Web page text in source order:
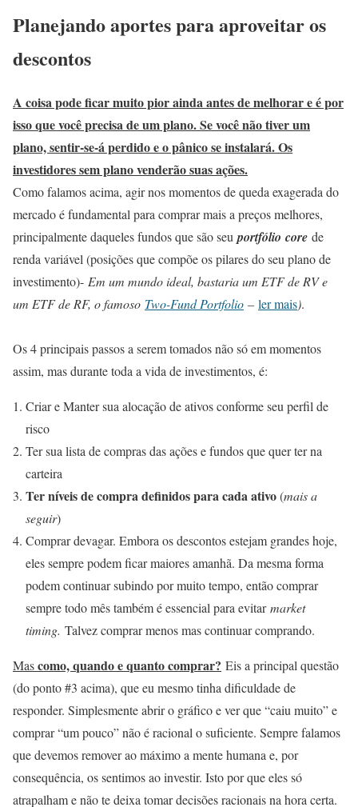
Planejando aportes para aproveitar os
descontos
A coisa pode ficar muito pior ainda antes de melhorar e é por
isso que você precisa de um plano. Se você não tiver um
plano, sentir-se-á perdido e o pânico se instalará. Os
investidores sem plano venderão suas ações.
Como falamos acima, agir nos momentos de queda exagerada do
mercado é fundamental para comprar mais a preços melhores,
principalmente daqueles fundos que são seu portfólio core de
renda variável (posições que compõe os pilares do seu plano de
investimento)- Em um mundo ideal, bastaria um ETF de RV e
um ETF de RF, o famoso Two-Fund Portfolio – ler mais).
Os 4 principais passos a serem tomados não só em momentos
assim, mas durante toda a vida de investimentos, é:
Criar e Manter sua alocação de ativos conforme seu perfil de
risco
Ter sua lista de compras das ações e fundos que quer ter na
carteira
Ter níveis de compra definidos para cada ativo(mais a
seguir)
Comprar devagar. Embora os descontos estejam grandes hoje,
eles sempre podem ficar maiores amanhã. Da mesma forma
podem continuar subindo por muito tempo, então comprar
sempre todo mês também é essencial para evitarmarket
timing. Talvez comprar menos mas continuar comprando.
Mascomo, quando e quanto comprar? Eis a principal questão
(do ponto #3 acima), que eu mesmo tinha dificuldade de
responder. Simplesmente abrir o gráfico e ver que “caiu muito” e
comprar “um pouco” não é racional o suficiente. Sempre falamos
que devemos remover ao máximo a mente humana e, por
consequência, os sentimos ao investir. Isto por que eles só
atrapalham e não te deixa tomar decisões racionais na hora certa.